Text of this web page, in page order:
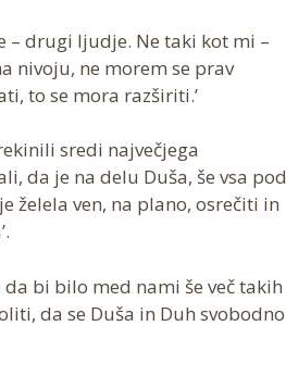
– drugi ljudje. Ne taki kot mi –
nivoju, ne morem se prav
to se mora razširiti.’
sredi največjega
da je na delu Duša, še vsa pod
želela ven, na plano, osrečiti in
bi bilo med nami še več takih
da se Duša in Duh svobodno